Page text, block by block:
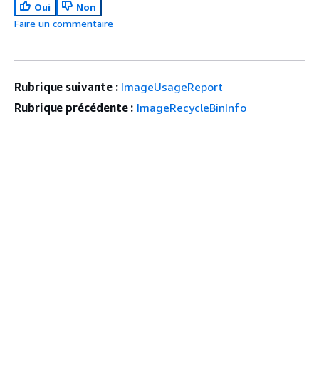
Oui
Non
Faire un commentaire
Rubrique suivante : ImageUsageReport
Rubrique précédente : ImageRecycleBinInfo